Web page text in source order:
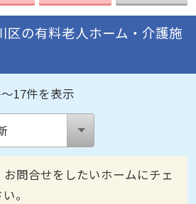
区の有料老人ホーム・介護施
17件を表示
問合せをしたいホームにチェ
。